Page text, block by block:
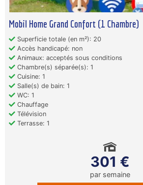
Mobil Home Grand Confort (1 Chambre)
Superficie totale (en m²): 20
Accès handicapé: non
Animaux: acceptés sous conditions
Chambre(s) séparée(s): 1
Cuisine: 1
Salle(s) de bain: 1
WC: 1
Chauffage
Télévision
Terrasse: 1
301 €
par semaine